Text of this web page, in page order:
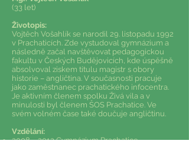
(33 let)
Životopis:
Vojtěch Vošahlík se narodil 29. listopadu 1992
v Prachaticích. Zde vystudoval gymnázium a
následně začal navštěvovat pedagogickou
fakultu v Českých Budějovicích, kde úspěšně
absolvoval ziskem titulu magistr s obory
historie – angličtina. V současnosti pracuje
jako zaměstnanec prachatického infocentra.
Je aktivním členem spolku Živá vila a v
minulosti byl členem ŠOS Prachatice. Ve
svém volném čase také doučuje angličtinu.
Vzdělání:
2008 – 2012 Gymnázium Prachatice